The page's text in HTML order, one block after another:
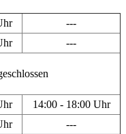
---
---
14:00 - 18:00 Uhr
---